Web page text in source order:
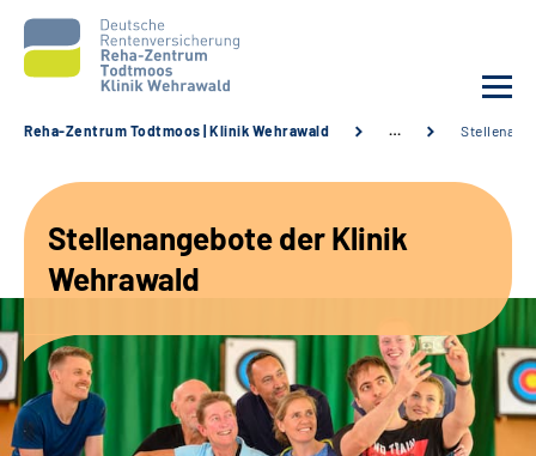
Unsere Angebote
Karriere
Sozialdienste & Zuweisende
Reha-Zentrum Todtmoos | Klinik Wehrawald …
Stellenangebote der Klinik
Wehrawald